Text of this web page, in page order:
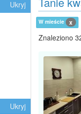
Ukryj
Ukryj
W mieście x
Znaleziono